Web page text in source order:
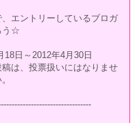
エントリーしているブロガ
う☆
日～2012年4月30日
は、投票扱いにはなりませ